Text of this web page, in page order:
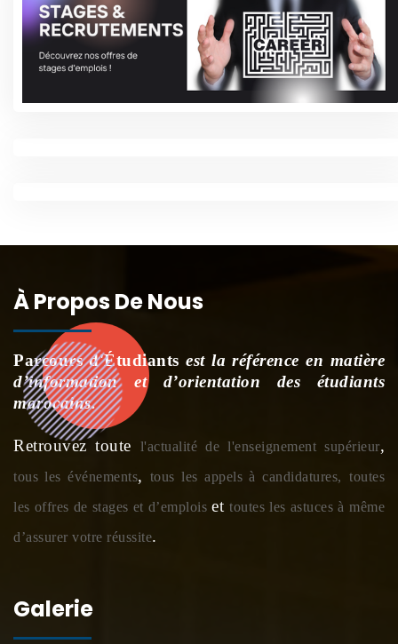
À Propos De Nous
Parcours d'Étudiants est la référence en matière
d’information et d’orientation des étudiants
marocains.
Retrouvez toute l'actualité de l'enseignement supérieur,
tous les événements, tous les appels à candidatures, toutes
les offres de stages et d’emploisettoutes les astuces à même
d’assurer votre réussite.
Galerie